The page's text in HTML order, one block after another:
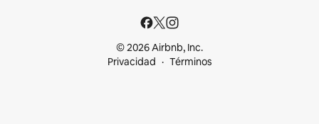
© 2026 Airbnb, Inc.
Privacidad
Términos